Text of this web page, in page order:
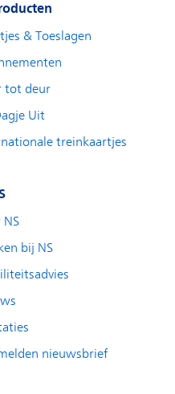
& Toeslagen
tot deur
Uit
treinkaartjes
NS
bij NS
nieuwsbrief